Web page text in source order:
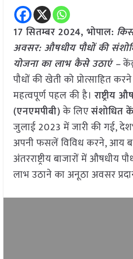
17 सितम्बर 2024, भोपाल:
अवसर: औषधीय पौधों की
योजना का लाभ कैसे उठाएं –
पौधों की खेती को प्रोत्साहित
महत्वपूर्ण पहल की है।राष्ट्रीय
(एनएमपीबी)के लिएसंशोधित
जुलाई 2023 में जारी की गई,
अपनी फसलें विविध करने, आय
अंतरराष्ट्रीय बाजारों में औषधीय
लाभ उठाने का अनूठा अवसर